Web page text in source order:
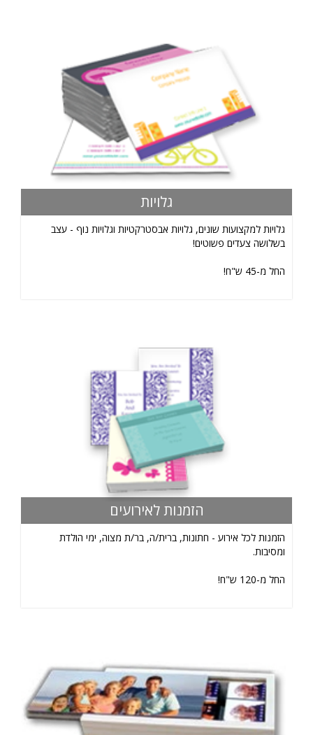
גלויות
גלויות למקצועות שונים, גלויות אבסטרקטיות וגלויות נוף - עצב
בשלושה צעדים פשוטים!
החל מ-45 ש"ח!
הזמנות לאירועים
הזמנות לכל אירוע - חתונות, ברית/ה, בר/ת מצוה, ימי הולדת
ומסיבות.
החל מ-120 ש"ח!